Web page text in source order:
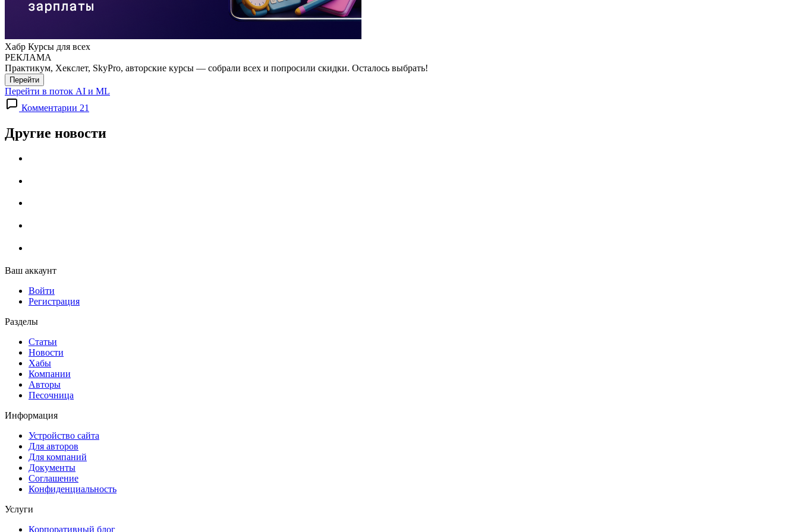
Хабр Курсы для всех
РЕКЛАМА
Практикум, Хекслет, SkyPro, авторские курсы — собрали всех и попросили скидки. Осталось выбрать!
Перейти
Перейти в поток AI и ML
Комментарии 21
Другие новости
Ваш аккаунт
Войти
Регистрация
Разделы
Статьи
Новости
Хабы
Компании
Авторы
Песочница
Информация
Устройство сайта
Для авторов
Для компаний
Документы
Соглашение
Конфиденциальность
Услуги
Корпоративный блог